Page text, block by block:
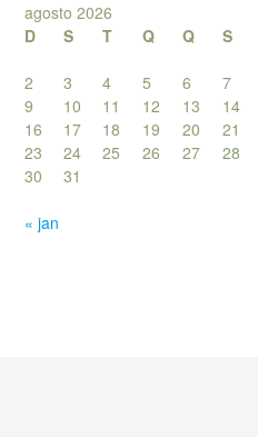
agosto 2026
D
S T Q Q S
2
3 4 5 6 7
9
10 11 12 13 14
16
17 18 19 20 21
23
24 25 26 27 28
30
31
« jan